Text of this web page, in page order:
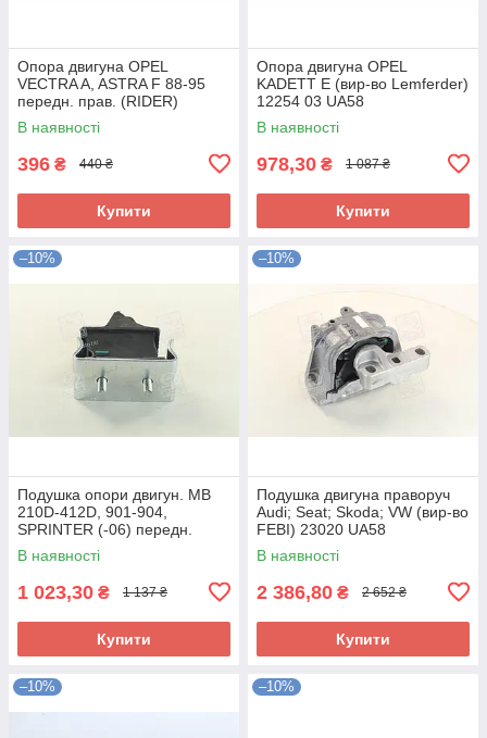
Опора двигуна OPEL
VECTRA A, ASTRA F 88-95
передн. прав. (RIDER)
RD.3438325348 UA58
В наявності
396 ₴ 440 ₴
Купити
Опора двигуна OPEL
KADETT E (вир-во Lemferder)
12254 03 UA58
В наявності
978,30 ₴ 1 087 ₴
Купити
–10%
Подушка опори двигун. MB
210D-412D, 901-904,
SPRINTER (-06) передн.
(вир-во FEBI) 10677 UA58
В наявності
1 023,30 ₴ 1 137 ₴
Купити
–10%
Подушка двигуна праворуч
Audi; Seat; Skoda; VW (вир-во
FEBI) 23020 UA58
В наявності
2 386,80 ₴ 2 652 ₴
Купити
–10% –10%